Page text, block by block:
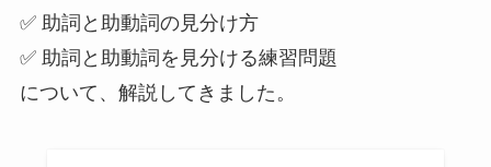
✅ 助詞と助動詞の見分け方
✅ 助詞と助動詞を見分ける練習問題
について、解説してきました。